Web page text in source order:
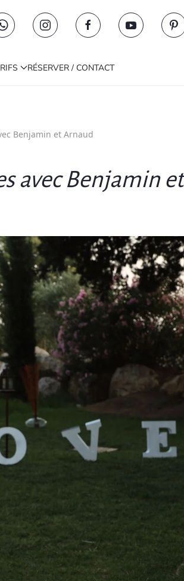
RÉSERVER / CONTACT
Benjamin et Arnaud
avec Benjamin et